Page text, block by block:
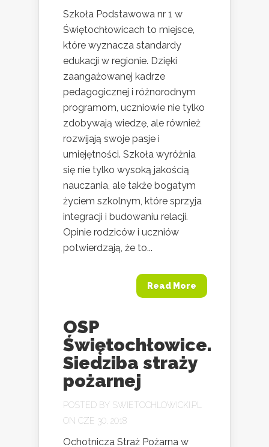
Szkoła Podstawowa nr 1 w
Świętochłowicach to miejsce,
które wyznacza standardy
edukacji w regionie. Dzięki
zaangażowanej kadrze
pedagogicznej i różnorodnym
programom, uczniowie nie tylko
zdobywają wiedzę, ale również
rozwijają swoje pasje i
umiejętności. Szkoła wyróżnia
się nie tylko wysoką jakością
nauczania, ale także bogatym
życiem szkolnym, które sprzyja
integracji i budowaniu relacji.
Opinie rodziców i uczniów
potwierdzają, że to...
Read More
OSP
Świętochłowice.
Siedziba straży
pożarnej
POSTED BY SWIETOCHLOWICKI.PL
ON CZE 30, 2018
Ochotnicza Straż Pożarna w